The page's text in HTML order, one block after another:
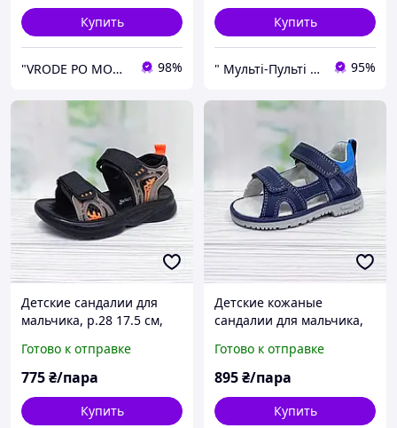
Купить
"VRODE PO MODE" - брендовий інтернет-магазин одягу, взуття та аксесуарів 98%
Купить
" Мульті-Пульті " Дитячий одяг, взуття та іграшки! 95%
Детские сандалии для
мальчика, р.28 17.5 см,
на липучках
Готово к отправке
775₴/пара
Купить
Детские кожаные
сандалии для мальчика,
застёжки на липучках
Готово к отправке
895₴/пара
Купить